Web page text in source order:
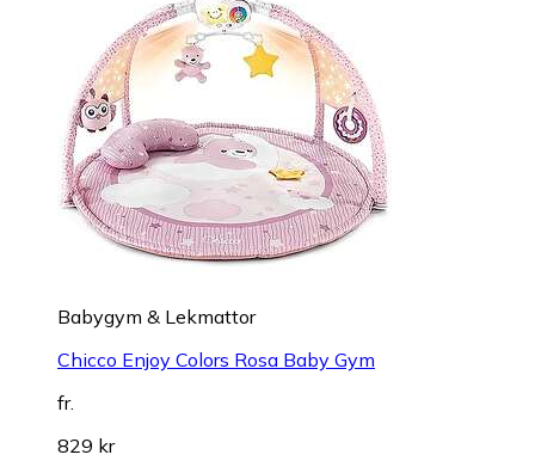
Babygym & Lekmattor
Chicco Enjoy Colors Rosa Baby Gym
fr.
829 kr